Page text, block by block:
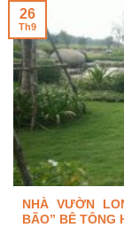
NHÀ VƯỜN
BÃO” BÊ TÔNG
26
Th9